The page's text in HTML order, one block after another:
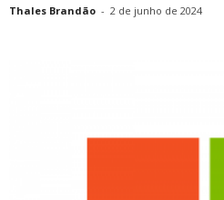
Thales Brandão - 2 de junho de 2024